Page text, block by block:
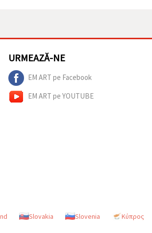
URMEAZĂ-NE
EM ART pe Facebook
EM ART pe YOUTUBE
Slovakia Slovenia Κύπρος